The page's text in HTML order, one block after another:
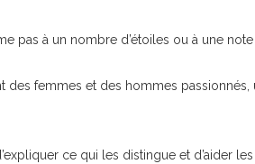
pas à un nombre d’étoiles ou à une
des femmes et des hommes
ce qui les distingue et d’aider